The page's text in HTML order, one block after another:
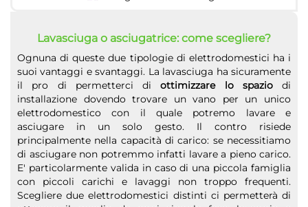
Lavasciuga o asciugatrice: come scegliere?
Ognuna di queste due tipologie di elettrodomestici ha i
suoi vantaggi e svantaggi. La lavasciuga ha sicuramente
il pro di permetterci diottimizzare lo spaziodi
installazione dovendo trovare un vano per un unico
elettrodomestico con il quale potremo lavare e
asciugare in un solo gesto. Il contro risiede
principalmente nella capacità di carico: se necessitiamo
di asciugare non potremmo infatti lavare a pieno carico.
E' particolarmente valida in caso di una piccola famiglia
con piccoli carichi e lavaggi non troppo frequenti.
Scegliere due elettrodomestici distinti ci permetterà di